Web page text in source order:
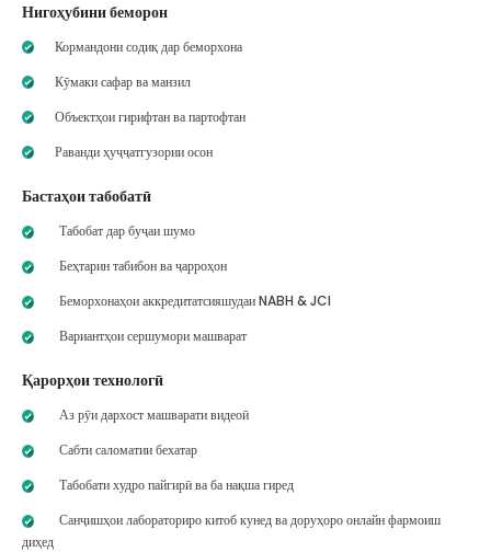
Нигоҳубини беморон
Кормандони содиқ дар беморхона
Кӯмаки сафар ва манзил
Объектҳои гирифтан ва партофтан
Раванди ҳуҷҷатгузории осон
Бастаҳои табобатӣ
Табобат дар буҷаи шумо
Беҳтарин табибон ва ҷарроҳон
Беморхонаҳои аккредитатсияшудаи NABH & JCI
Вариантҳои сершумори машварат
Қарорҳои технологӣ
Аз рӯи дархост машварати видеоӣ
Сабти саломатии бехатар
Табобати худро пайгирӣ ва ба нақша гиред
Санҷишҳои лабораториро китоб кунед ва доруҳоро онлайн фармоиш
диҳед